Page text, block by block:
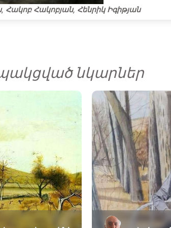
Հակոբյան, Հենրիկ Իգիթյան
նկարներ